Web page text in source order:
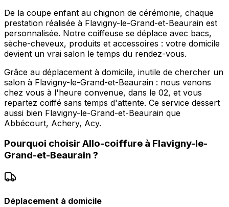
De la coupe enfant au chignon de cérémonie, chaque
prestation réalisée à Flavigny-le-Grand-et-Beaurain est
personnalisée. Notre coiffeuse se déplace avec bacs,
sèche-cheveux, produits et accessoires : votre domicile
devient un vrai salon le temps du rendez-vous.
Grâce au déplacement à domicile, inutile de chercher un
salon à Flavigny-le-Grand-et-Beaurain : nous venons
chez vous à l'heure convenue, dans le 02, et vous
repartez coiffé sans temps d'attente. Ce service dessert
aussi bien Flavigny-le-Grand-et-Beaurain que
Abbécourt, Achery, Acy.
Pourquoi choisir Allo-coiffure à Flavigny-le-
Grand-et-Beaurain ?
Déplacement à domicile